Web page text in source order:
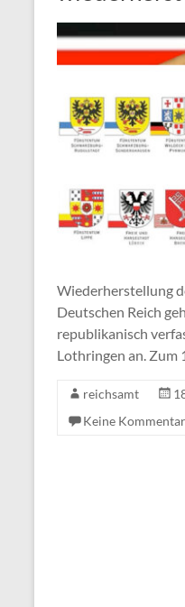
Wiederherstellung
Deutschen Reich
republikanisch
Lothringen an. Zum
reichsamt
Keine